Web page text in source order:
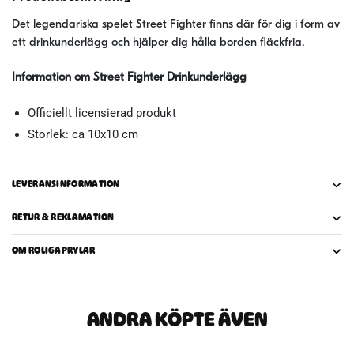
Det legendariska spelet Street Fighter finns där för dig i form av
ett drinkunderlägg och hjälper dig hålla borden fläckfria.
Information om Street Fighter Drinkunderlägg
Officiellt licensierad produkt
Storlek: ca 10x10 cm
LEVERANSINFORMATION
RETUR & REKLAMATION
OM ROLIGAPRYLAR
ANDRA KÖPTE ÄVEN